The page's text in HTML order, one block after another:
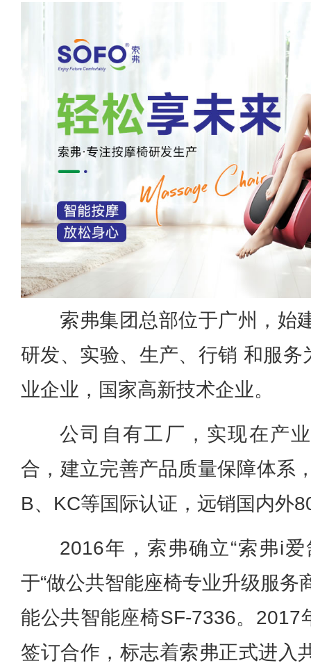
索弗集团总部位于广州，始
研发、实验、生产、行销 和服
业企业，国家高新技术企业。
公司自有工厂，实现在产
合，建立完善产品质量保障体系
B、KC等国际认证，远销国内外
2016年，索弗确立“索弗i
于“做公共智能座椅专业升级服务
能公共智能座椅SF-7336。2017
签订合作，标志着索弗正式进入